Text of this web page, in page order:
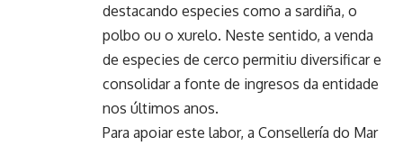
destacando especies como a sardiña, o
polbo ou o xurelo. Neste sentido, a venda
de especies de cerco permitiu diversificar e
consolidar a fonte de ingresos da entidade
nos últimos anos.
Para apoiar este labor, a Consellería do Mar